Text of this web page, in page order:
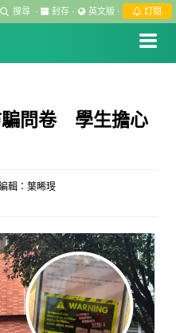
搜尋 · 封存 · 英文版 · 訂閱
騙問卷 學生擔心
輯：葉晞琝